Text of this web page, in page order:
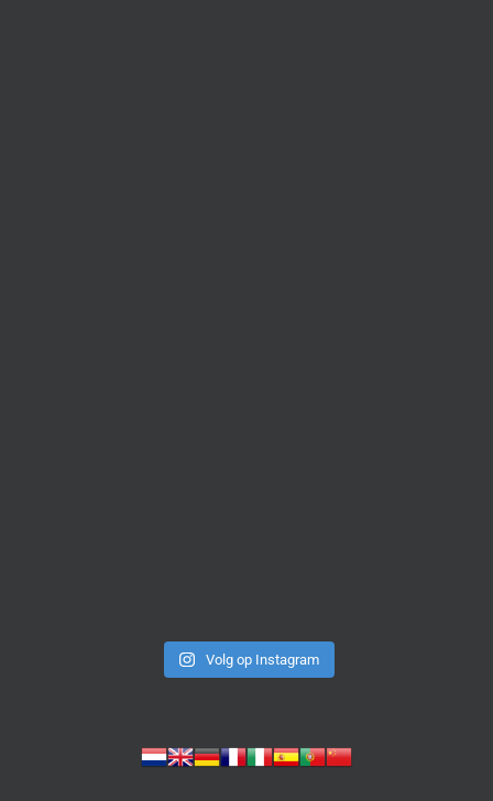
Volg op Instagram